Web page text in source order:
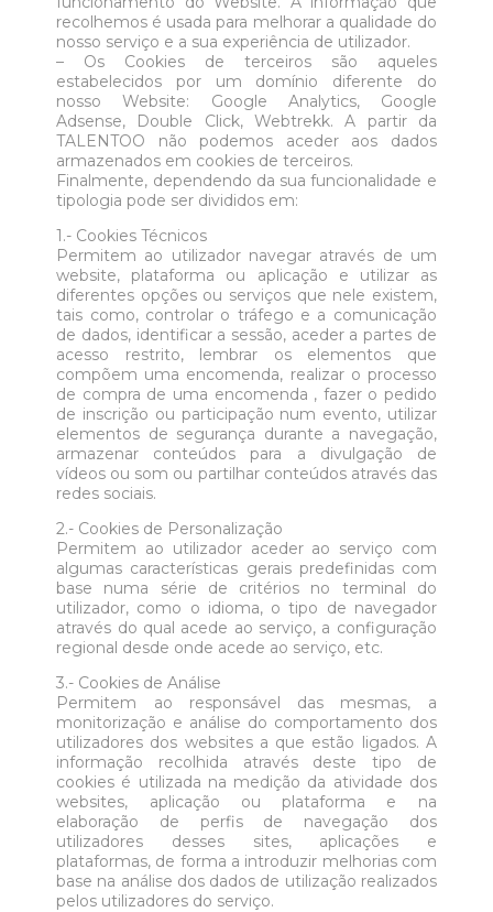
recolhemos é usada para melhorar a qualidade do
nosso serviço e a sua experiência de utilizador.
– Os Cookies de terceiros são aqueles
estabelecidos por um domínio diferente do
nosso Website: Google Analytics, Google
Adsense, Double Click, Webtrekk. A partir da
TALENTOO não podemos aceder aos dados
armazenados em cookies de terceiros.
Finalmente, dependendo da sua funcionalidade e
tipologia pode ser divididos em:
1.- Cookies Técnicos
Permitem ao utilizador navegar através de um
website, plataforma ou aplicação e utilizar as
diferentes opções ou serviços que nele existem,
tais como, controlar o tráfego e a comunicação
de dados, identificar a sessão, aceder a partes de
acesso restrito, lembrar os elementos que
compõem uma encomenda, realizar o processo
de compra de uma encomenda , fazer o pedido
de inscrição ou participação num evento, utilizar
elementos de segurança durante a navegação,
armazenar conteúdos para a divulgação de
vídeos ou som ou partilhar conteúdos através das
redes sociais.
2.- Cookies de Personalização
Permitem ao utilizador aceder ao serviço com
algumas características gerais predefinidas com
base numa série de critérios no terminal do
utilizador, como o idioma, o tipo de navegador
através do qual acede ao serviço, a configuração
regional desde onde acede ao serviço, etc.
3.- Cookies de Análise
Permitem ao responsável das mesmas, a
monitorização e análise do comportamento dos
utilizadores dos websites a que estão ligados. A
informação recolhida através deste tipo de
cookies é utilizada na medição da atividade dos
websites, aplicação ou plataforma e na
elaboração de perfis de navegação dos
utilizadores desses sites, aplicações e
plataformas, de forma a introduzir melhorias com
base na análise dos dados de utilização realizados
pelos utilizadores do serviço.